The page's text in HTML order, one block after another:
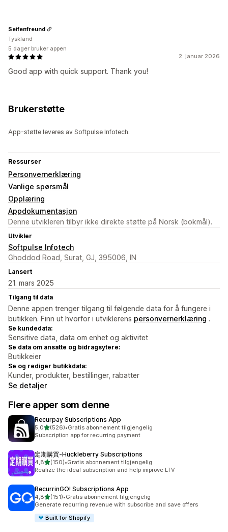
2. januar 2026
Good app with quick support. Thank you!
Seifenfreund
Tyskland
5 dager bruker appen
Brukerstøtte
App-støtte leveres av Softpulse Infotech.
Ressurser
Personvernerklæring
Vanlige spørsmål
Opplæring
Appdokumentasjon
Denne utvikleren tilbyr ikke direkte støtte på Norsk (bokmål).
Utvikler
Softpulse Infotech
Ghoddod Road, Surat, GJ, 395006, IN
Lansert
21. mars 2025
Tilgang til data
Denne appen trenger tilgang til følgende data for å fungere i
butikken. Finn ut hvorfor i utviklerens personvernerklæring .
Se kundedata:
Sensitive data, data om enhet og aktivitet
Se data om ansatte og bidragsytere:
Butikkeier
Se og rediger butikkdata:
Kunder, produkter, bestillinger, rabatter
Se detaljer
Flere apper som denne
Recurpay Subscriptions App
5,0av 5 stjerner
(526)
Totalt 526 omtaler
•Gratis abonnement tilgjengelig
Subscription app for recurring payment
定期購買‑Huckleberry Subscriptions
4,8av 5 stjerner
(150)
Totalt 150 omtaler
•Gratis abonnement tilgjengelig
Realize the ideal subscription and help improve LTV
RecurrinGO! Subscriptions App
4,8av 5 stjerner
(151)
Totalt 151 omtaler
•Gratis abonnement tilgjengelig
Generate recurring revenue with subscribe and save offers
Built for Shopify